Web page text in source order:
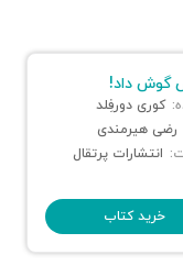
گوش داد!
کوری دورفِلد
رضی هیرمندی
انتشارات پرتقال
خرید کتاب